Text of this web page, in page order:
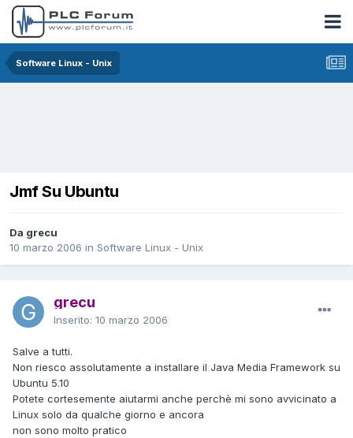
Software Linux - Unix
Jmf Su Ubuntu
Da grecu
10 marzo 2006 in Software Linux - Unix
grecu
Inserito: 10 marzo 2006
Salve a tutti.
Non riesco assolutamente a installare il Java Media Framework su
Ubuntu 5.10
Potete cortesemente aiutarmi anche perchè mi sono avvicinato a
Linux solo da qualche giorno e ancora
non sono molto pratico